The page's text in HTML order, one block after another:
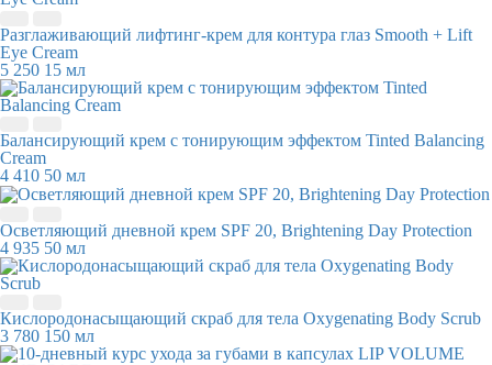
Разглаживающий лифтинг-крем для контура глаз Smooth + Lift
Eye Cream
5 250 15 мл
Балансирующий крем с тонирующим эффектом Tinted Balancing
Cream
4 410 50 мл
Осветляющий дневной крем SPF 20, Brightening Day Protection
4 935 50 мл
Кислородонасыщающий скраб для тела Oxygenating Body Scrub
3 780 150 мл